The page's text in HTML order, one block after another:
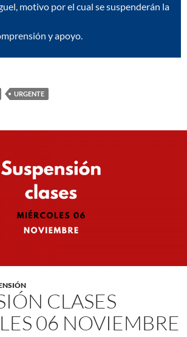
motivo por el cual se suspenderán la
y apoyo.
URGENTE
CLASES
06 NOVIEMBRE